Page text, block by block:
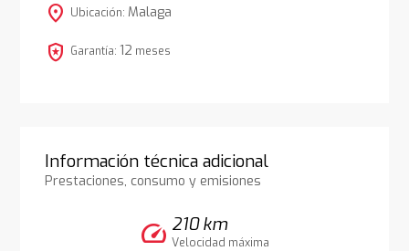
location_on Ubicación: Malaga
local_police Garantía: 12 meses
Información técnica adicional
Prestaciones, consumo y emisiones
speed 210 km
Velocidad máxima